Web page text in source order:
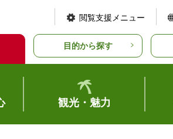
閲覧支援メニュー
目的から探す
観光・魅力